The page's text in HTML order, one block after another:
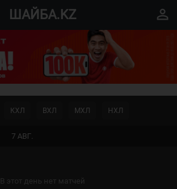
ШАЙБА.KZ perm_identity
7 АВГ.
КХЛ ВХЛ МХЛ НХЛ
В этот день нет матчей